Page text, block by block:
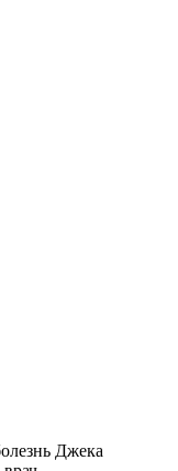
Джека